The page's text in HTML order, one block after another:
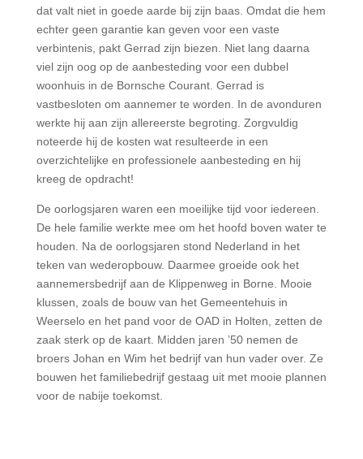
dat valt niet in goede aarde bij zijn baas. Omdat die hem
echter geen garantie kan geven voor een vaste
verbintenis, pakt Gerrad zijn biezen. Niet lang daarna
viel zijn oog op de aanbesteding voor een dubbel
woonhuis in de Bornsche Courant. Gerrad is
vastbesloten om aannemer te worden. In de avonduren
werkte hij aan zijn allereerste begroting. Zorgvuldig
noteerde hij de kosten wat resulteerde in een
overzichtelijke en professionele aanbesteding en hij
kreeg de opdracht!
De oorlogsjaren waren een moeilijke tijd voor iedereen.
De hele familie werkte mee om het hoofd boven water te
houden. Na de oorlogsjaren stond Nederland in het
teken van wederopbouw. Daarmee groeide ook het
aannemersbedrijf aan de Klippenweg in Borne. Mooie
klussen, zoals de bouw van het Gemeentehuis in
Weerselo en het pand voor de OAD in Holten, zetten de
zaak sterk op de kaart. Midden jaren ’50 nemen de
broers Johan en Wim het bedrijf van hun vader over. Ze
bouwen het familiebedrijf gestaag uit met mooie plannen
voor de nabije toekomst.